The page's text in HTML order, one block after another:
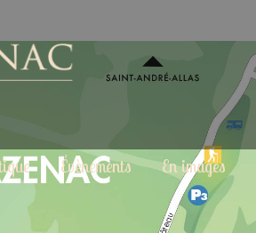
Évènements En images